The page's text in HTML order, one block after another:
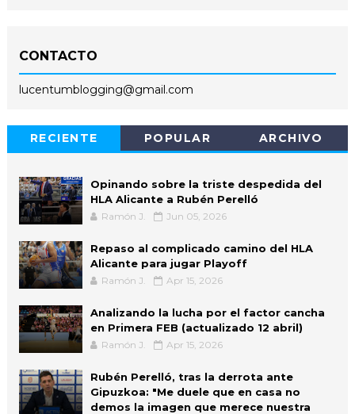
CONTACTO
lucentumblogging@gmail.com
RECIENTE POPULAR ARCHIVO
Opinando sobre la triste despedida del
HLA Alicante a Rubén Perelló
Ramón J. Jun 05, 2026
Repaso al complicado camino del HLA
Alicante para jugar Playoff
Ramón J. Apr 15, 2026
Analizando la lucha por el factor cancha
en Primera FEB (actualizado 12 abril)
Ramón J. Apr 15, 2026
Rubén Perelló, tras la derrota ante
Gipuzkoa: "Me duele que en casa no
demos la imagen que merece nuestra